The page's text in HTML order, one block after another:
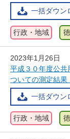
一括ダウン
行政・地域
2023年1月26日
平成３０年度公共
ついての測定結果
一括ダウン
行政・地域